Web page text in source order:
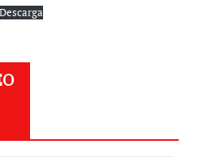
Descarga